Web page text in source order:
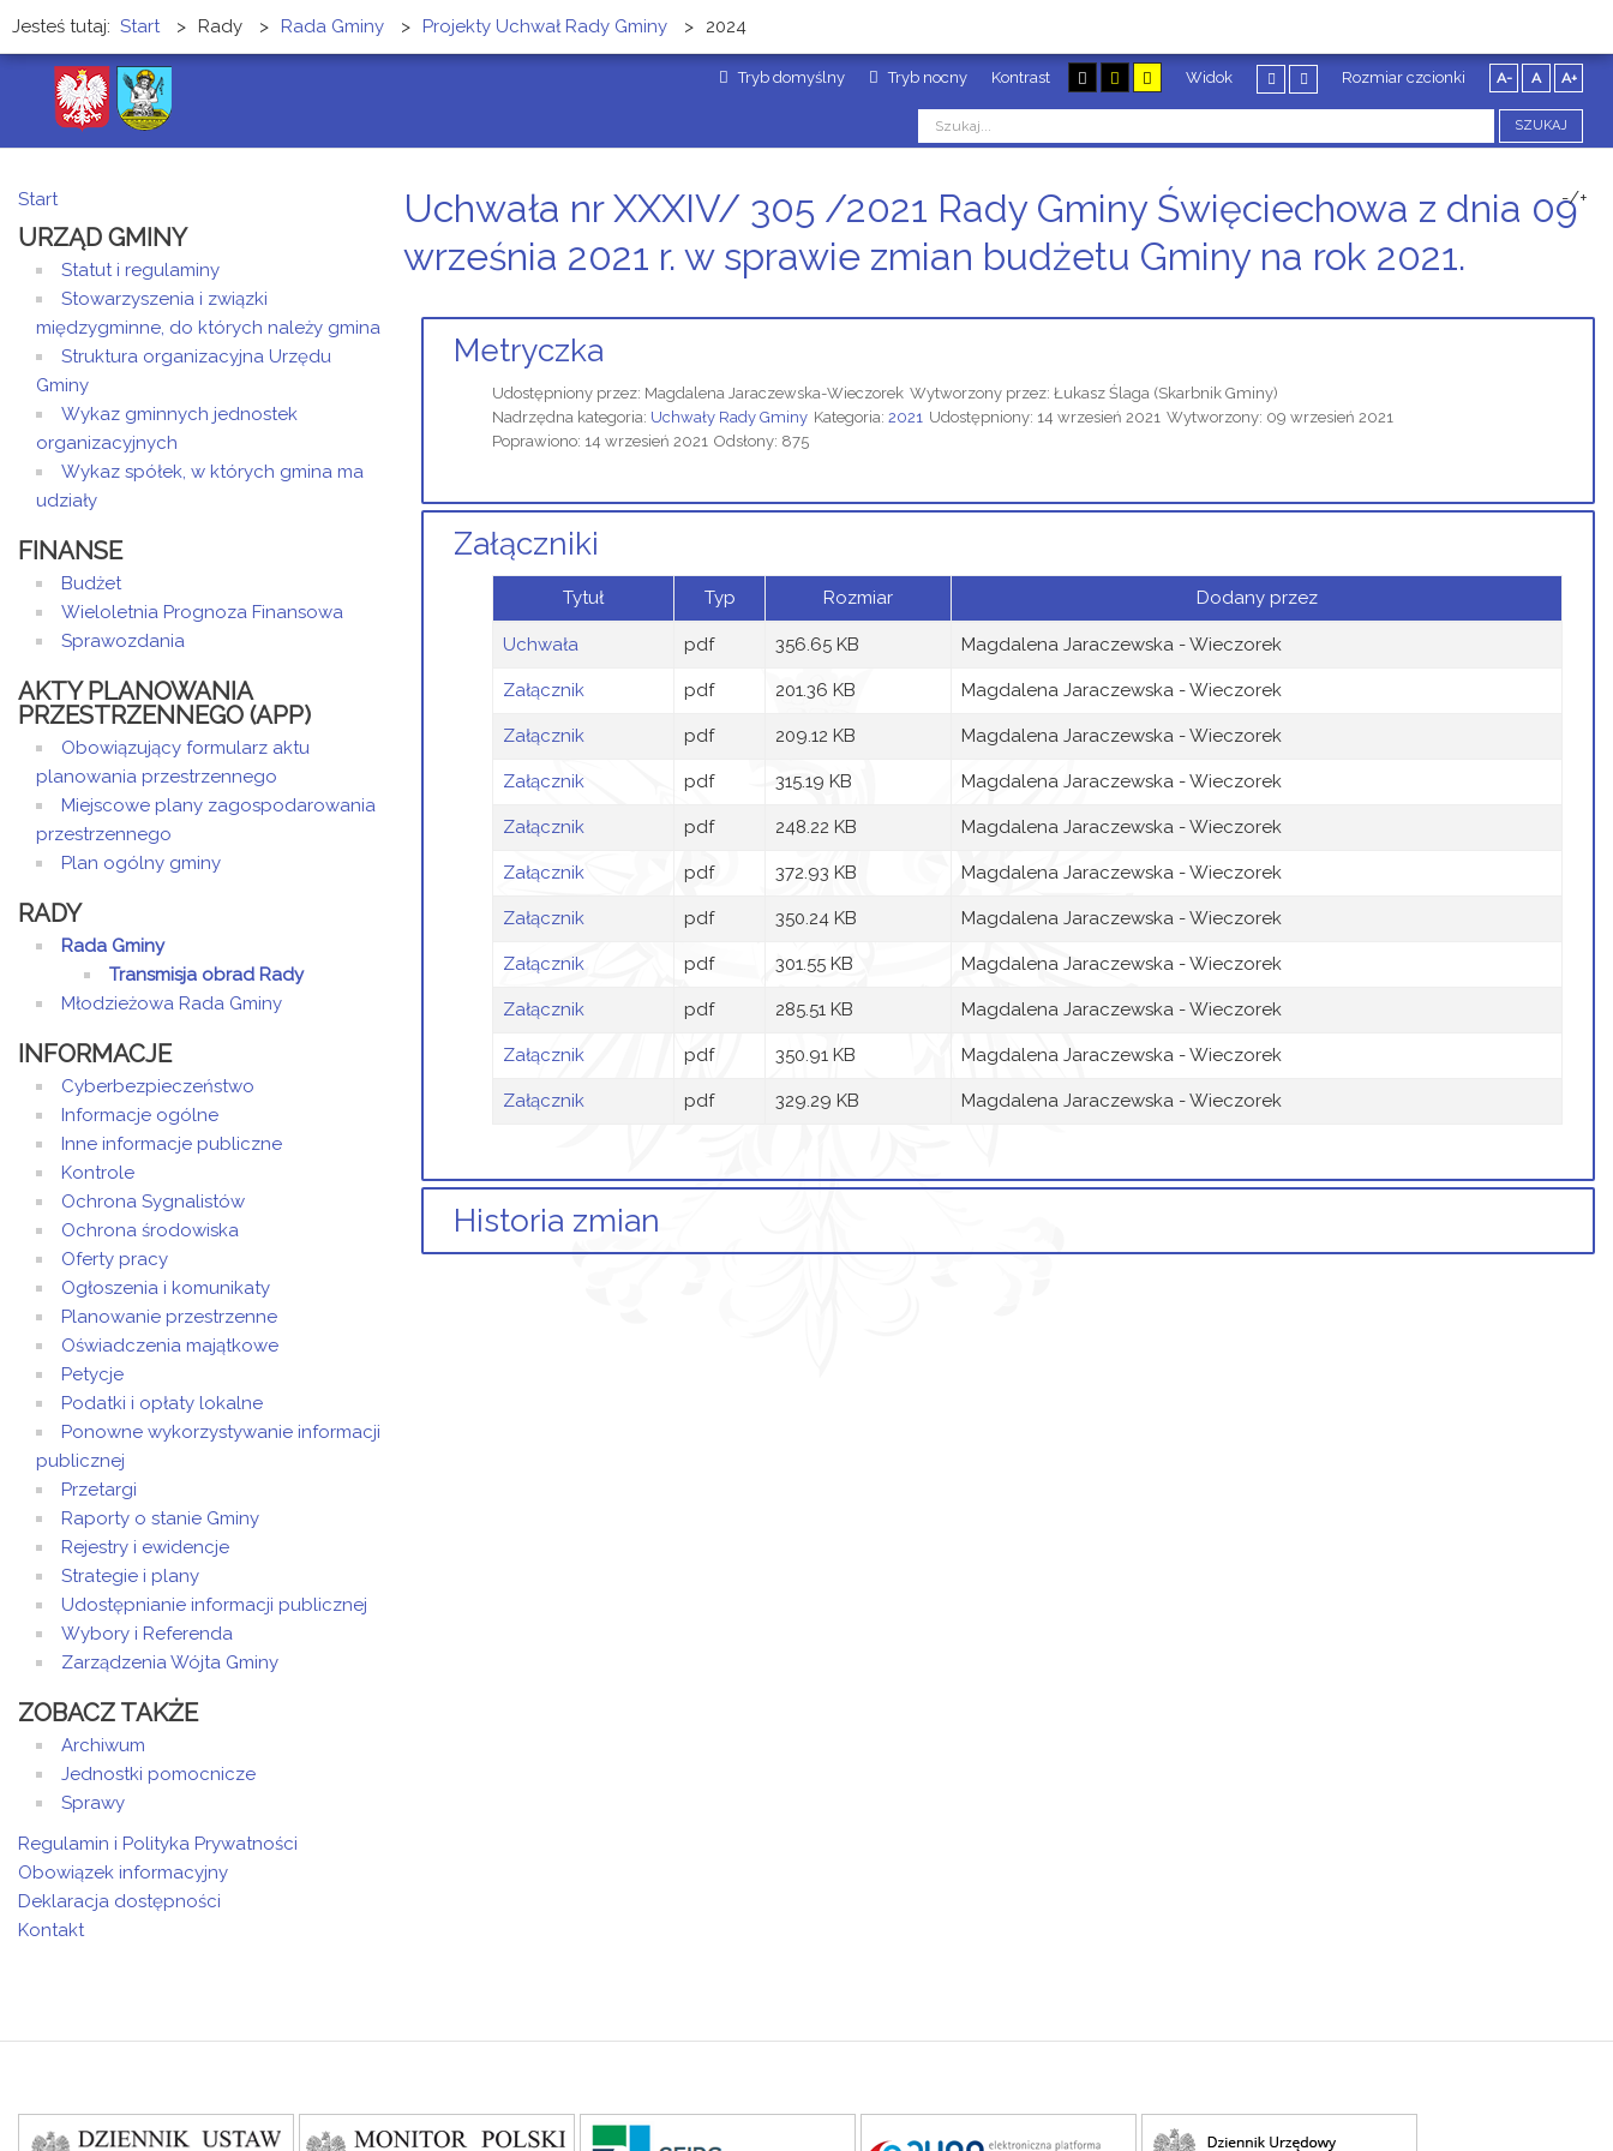
Tryb domyślny Tryb nocny Kontrast Widok Rozmiar czcionki A- A A+
SZUKAJ
Jesteś tutaj: Start > Rady > Rada Gminy > Projekty Uchwał Rady Gminy > 2024
Uchwała nr XXXIV/ 305 /2021 Rady Gminy Święciechowa z dnia 09
września 2021 r. w sprawie zmian budżetu Gminy na rok 2021.
-/+
Metryczka
Udostępniony przez: Magdalena Jaraczewska-Wieczorek Wytworzony przez: Łukasz Ślaga (Skarbnik Gminy)
Nadrzędna kategoria: Uchwały Rady Gminy Kategoria: 2021 Udostępniony: 14 wrzesień 2021 Wytworzony: 09 wrzesień 2021
Poprawiono: 14 wrzesień 2021 Odsłony: 875
Załączniki
Tytuł Typ Rozmiar Dodany przez
Uchwała pdf 356.65 KB Magdalena Jaraczewska - Wieczorek
Załącznik pdf 201.36 KB Magdalena Jaraczewska - Wieczorek
Załącznik pdf 209.12 KB Magdalena Jaraczewska - Wieczorek
Załącznik pdf 315.19 KB Magdalena Jaraczewska - Wieczorek
Załącznik pdf 248.22 KB Magdalena Jaraczewska - Wieczorek
Załącznik pdf 372.93 KB Magdalena Jaraczewska - Wieczorek
Załącznik pdf 350.24 KB Magdalena Jaraczewska - Wieczorek
Załącznik pdf 301.55 KB Magdalena Jaraczewska - Wieczorek
Załącznik pdf 285.51 KB Magdalena Jaraczewska - Wieczorek
Załącznik pdf 350.91 KB Magdalena Jaraczewska - Wieczorek
Załącznik pdf 329.29 KB Magdalena Jaraczewska - Wieczorek
Historia zmian
Start
URZĄD GMINY
Statut i regulaminy
Stowarzyszenia i związki
międzygminne, do których należy gmina
Struktura organizacyjna Urzędu
Gminy
Wykaz gminnych jednostek
organizacyjnych
Wykaz spółek, w których gmina ma
udziały
FINANSE
Budżet
Wieloletnia Prognoza Finansowa
Sprawozdania
AKTY PLANOWANIA
PRZESTRZENNEGO (APP)
Obowiązujący formularz aktu
planowania przestrzennego
Miejscowe plany zagospodarowania
przestrzennego
Plan ogólny gminy
RADY
Rada Gminy
Transmisja obrad Rady
Młodzieżowa Rada Gminy
INFORMACJE
Cyberbezpieczeństwo
Informacje ogólne
Inne informacje publiczne
Kontrole
Ochrona Sygnalistów
Ochrona środowiska
Oferty pracy
Ogłoszenia i komunikaty
Planowanie przestrzenne
Oświadczenia majątkowe
Petycje
Podatki i opłaty lokalne
Ponowne wykorzystywanie informacji
publicznej
Przetargi
Raporty o stanie Gminy
Rejestry i ewidencje
Strategie i plany
Udostępnianie informacji publicznej
Wybory i Referenda
Zarządzenia Wójta Gminy
ZOBACZ TAKŻE
Archiwum
Jednostki pomocnicze
Sprawy
Regulamin i Polityka Prywatności
Obowiązek informacyjny
Deklaracja dostępności
Kontakt